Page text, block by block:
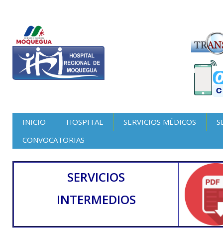
INICIO HOSPITAL SERVICIOS MÉDICOS
CONVOCATORIAS
SERVICIOS
INTERMEDIOS